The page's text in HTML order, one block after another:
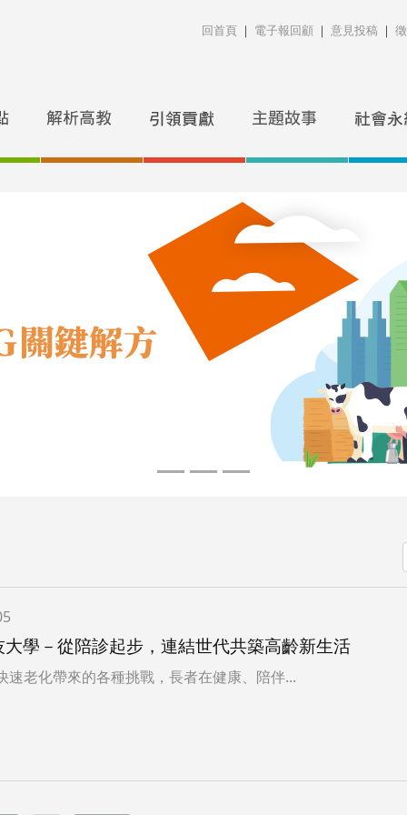
回首頁 ｜ 電子報回顧 ｜ 意見投稿 ｜
學－從陪診起步，連結世代共築高齡新生活
速老化帶來的各種挑戰，長者在健康、陪伴...